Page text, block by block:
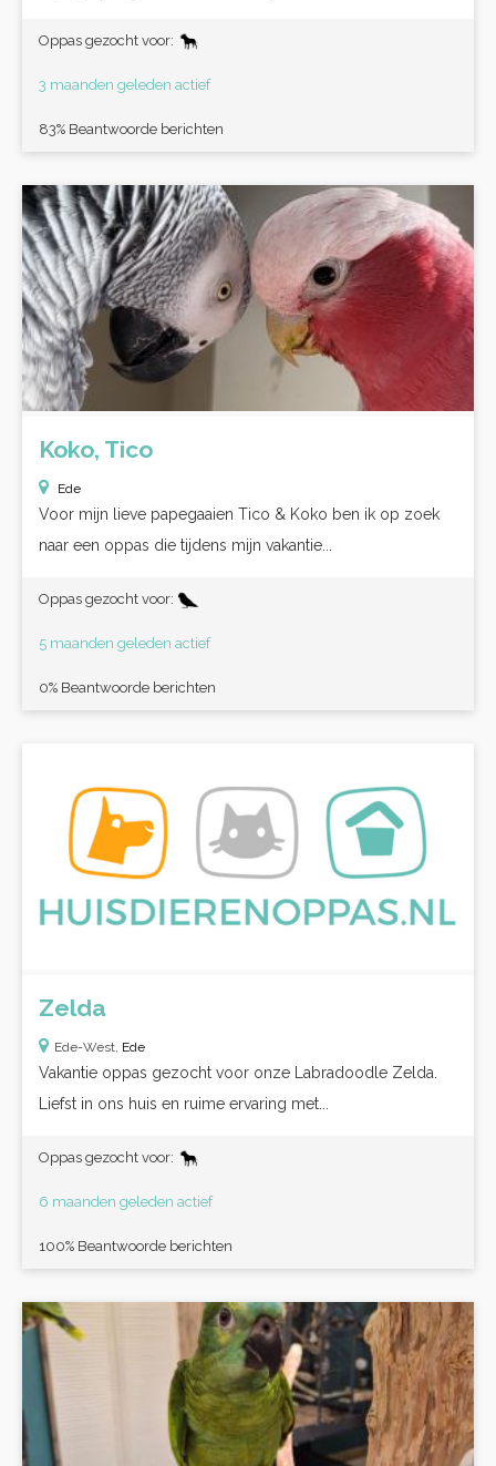
Oppas gezocht voor:
3 maanden geleden actief
83% Beantwoorde berichten
Koko, Tico
Ede
Voor mijn lieve papegaaien Tico & Koko ben ik op zoek
naar een oppas die tijdens mijn vakantie...
Oppas gezocht voor:
5 maanden geleden actief
0% Beantwoorde berichten
Zelda
Ede-West, Ede
Vakantie oppas gezocht voor onze Labradoodle Zelda.
Liefst in ons huis en ruime ervaring met...
Oppas gezocht voor:
6 maanden geleden actief
100% Beantwoorde berichten